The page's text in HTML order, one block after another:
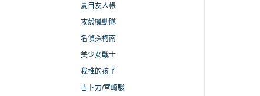
夏目友人帳
攻殼機動隊
名偵探柯南
美少女戰士
我推的孩子
吉卜力/宮崎駿